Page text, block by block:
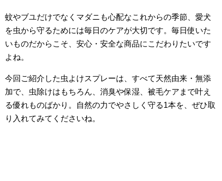
蚊やブユだけでなくマダニも心配なこれからの季節、愛犬
を虫から守るためには毎日のケアが大切です。毎日使いた
いものだからこそ、安心・安全な商品にこだわりたいです
よね。
今回ご紹介した虫よけスプレーは、すべて天然由来・無添
加で、虫除けはもちろん、消臭や保湿、被毛ケアまで叶え
る優れものばかり。自然の力でやさしく守る1本を、ぜひ取
り入れてみてくださいね。